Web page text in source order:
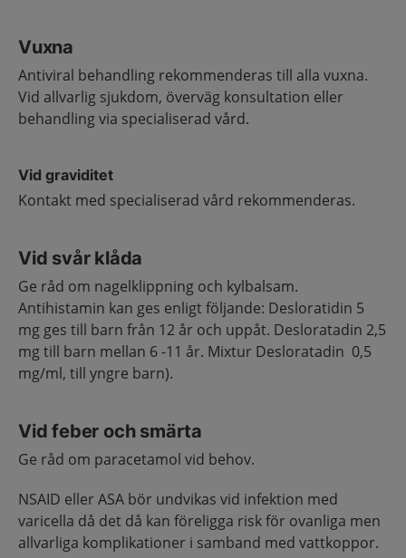
Vuxna
Antiviral behandling rekommenderas till alla vuxna.
Vid allvarlig sjukdom, överväg konsultation eller
behandling via specialiserad vård.
Vid graviditet
Kontakt med specialiserad vård rekommenderas.
Vid svår klåda
Ge råd om nagelklippning och kylbalsam.
Antihistamin kan ges enligt följande: Desloratidin 5
mg ges till barn från 12 år och uppåt. Desloratadin 2,5
mg till barn mellan 6 -11 år. Mixtur Desloratadin 0,5
mg/ml, till yngre barn).
Vid feber och smärta
Ge råd om paracetamol vid behov.
NSAID eller ASA bör undvikas vid infektion med
varicella då det då kan föreligga risk för ovanliga men
allvarliga komplikationer i samband med vattkoppor.